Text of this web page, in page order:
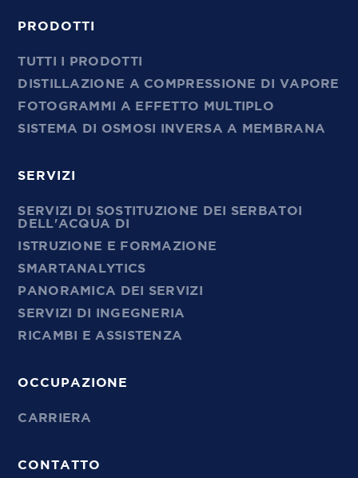
PRODOTTI
TUTTI I PRODOTTI
DISTILLAZIONE A COMPRESSIONE DI VAPORE
FOTOGRAMMI A EFFETTO MULTIPLO
SISTEMA DI OSMOSI INVERSA A MEMBRANA
SERVIZI
SERVIZI DI SOSTITUZIONE DEI SERBATOI
DELL'ACQUA DI
ISTRUZIONE E FORMAZIONE
SMARTANALYTICS
PANORAMICA DEI SERVIZI
SERVIZI DI INGEGNERIA
RICAMBI E ASSISTENZA
OCCUPAZIONE
CARRIERA
CONTATTO